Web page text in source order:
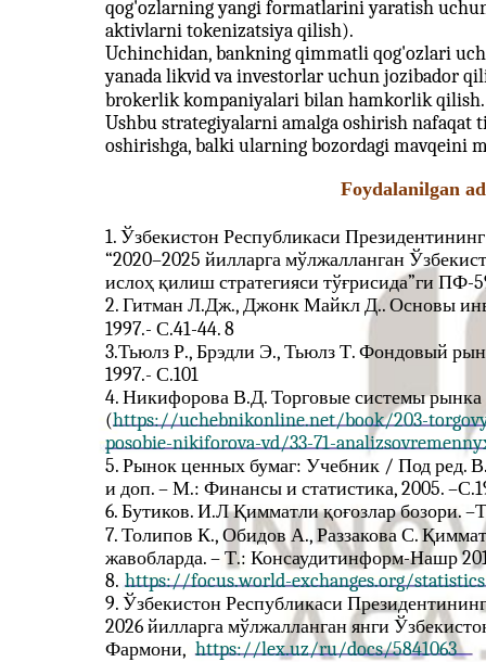
qog'ozlarning yangi formatlarini yaratish
aktivlarni tokenizatsiya qilish).
Uchinchidan, bankning qimmatli qog'ozlari
yanada likvid va investorlar uchun jozibador
brokerlik kompaniyalari bilan hamkorlik qilish.
Ushbu strategiyalarni amalga oshirish
oshirishga, balki ularning bozordagi mavqeini
Foydalanilgan
1. Ўзбекистон Республикаси
“2020–2025 йилларга мўлжалланган
ислоҳ қилиш стратегияси тўғрисида”ги
2. Гитман Л.Дж., Джонк Майкл Д.. Основы
1997.- С.41-44. 8
3.Тьюлз Р., Брэдли Э., Тьюлз Т. Фондовый
1997.- С.101
4. Никифорова В.Д. Торговые системы
(https://uchebnikonline.net/book/203-
posobie-nikiforova-vd/33-71-
5. Рынок ценных бумаг: Учебник / Под ред.
и доп. – М.: Финансы и статистика, 2005.
6. Бутиков. И.Л Қимматли қоғозлар бозори.
7. Толипов К., Обидов А., Раззакова С.
жавобларда. – Т.: Консаудитинформ-Нашр
8. https://focus.world-exchanges.org/
9. Ўзбекистон Республикаси
2026 йилларга мўлжалланган янги
Фармони, https://lex.uz/ru/docs/5841063